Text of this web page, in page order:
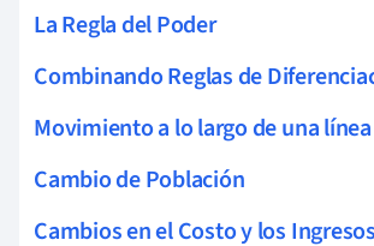
La Regla del Poder
Combinando Reglas de
Movimiento a lo largo de una línea
Cambio de Población
Cambios en el Costo y los Ingresos